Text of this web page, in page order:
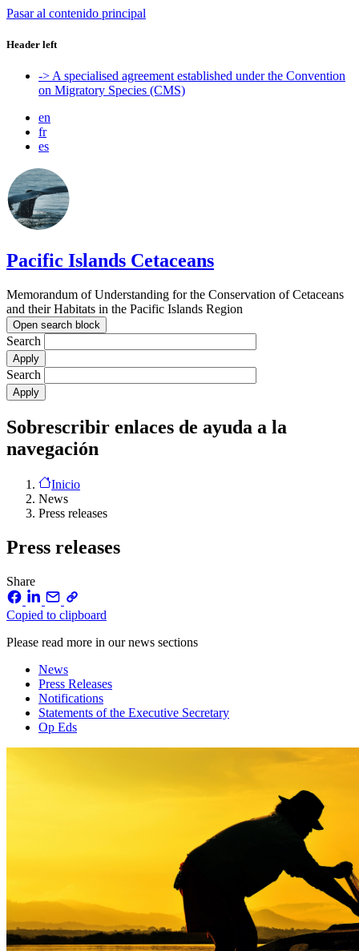
Pasar al contenido principal
Header left
-> A specialised agreement established under the Convention
on Migratory Species (CMS)
en
fr
es
Pacific Islands Cetaceans
Memorandum of Understanding for the Conservation of Cetaceans
and their Habitats in the Pacific Islands Region
Open search block
Search
Search
Sobrescribir enlaces de ayuda a la
navegación
Inicio
News
Press releases
Press releases
Share
Copied to clipboard
Please read more in our news sections
News
Press Releases
Notifications
Statements of the Executive Secretary
Op Eds